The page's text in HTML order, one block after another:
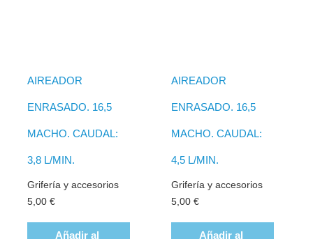
AIREADOR
ENRASADO. 16,5
MACHO. CAUDAL:
3,8 L/MIN.
Grifería y accesorios
5,00€
Añadir al
AIREADOR
ENRASADO. 16,5
MACHO. CAUDAL:
4,5 L/MIN.
Grifería y accesorios
5,00 €
Añadir al